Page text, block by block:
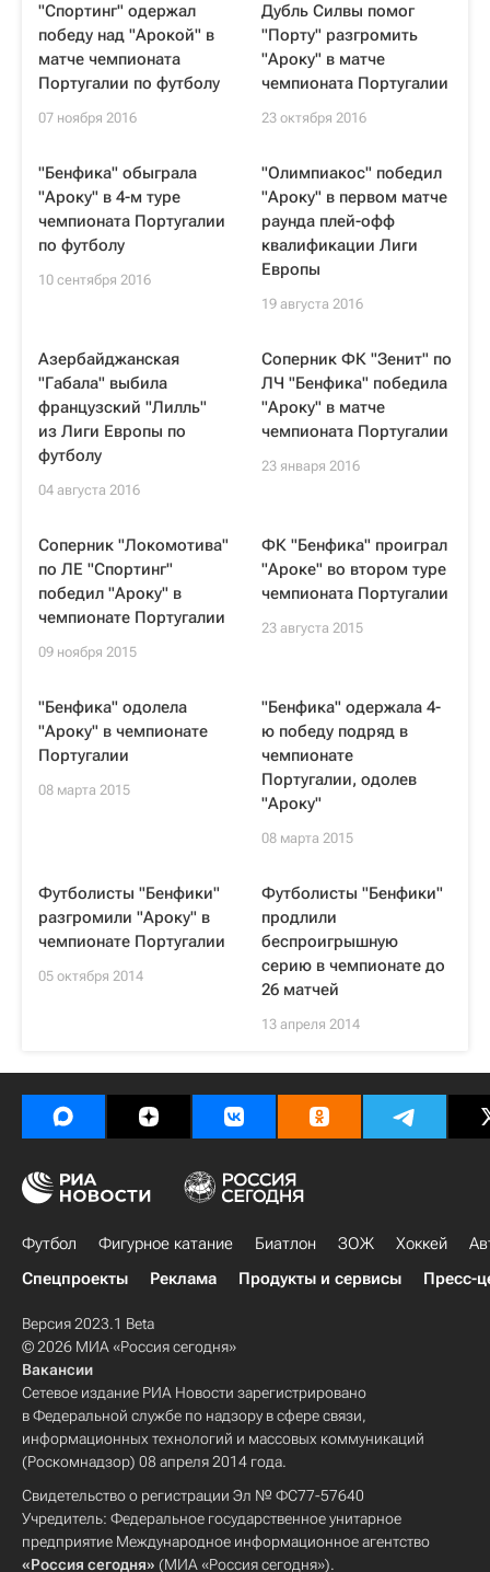
"Спортинг" одержал
победу над "Арокой" в
матче чемпионата
Португалии по футболу
07 ноября 2016
Дубль Силвы помог
"Порту" разгромить
"Ароку" в матче
чемпионата Португалии
23 октября 2016
"Бенфика" обыграла
"Ароку" в 4-м туре
чемпионата Португалии
по футболу
10 сентября 2016
"Олимпиакос" победил
"Ароку" в первом матче
раунда плей-офф
квалификации Лиги
Европы
19 августа 2016
Азербайджанская
"Габала" выбила
французский "Лилль"
из Лиги Европы по
футболу
04 августа 2016
Соперник ФК "Зенит" по
ЛЧ "Бенфика" победила
"Ароку" в матче
чемпионата Португалии
23 января 2016
Соперник "Локомотива"
по ЛЕ "Спортинг"
победил "Ароку" в
чемпионате Португалии
09 ноября 2015
ФК "Бенфика" проиграл
"Ароке" во втором туре
чемпионата Португалии
23 августа 2015
"Бенфика" одолела
"Ароку" в чемпионате
Португалии
08 марта 2015
"Бенфика" одержала 4-
ю победу подряд в
чемпионате
Португалии, одолев
"Ароку"
08 марта 2015
Футболисты "Бенфики"
разгромили "Ароку" в
чемпионате Португалии
05 октября 2014
Футболисты "Бенфики"
продлили
беспроигрышную
серию в чемпионате до
26 матчей
13 апреля 2014
Футбол Фигурное катание Биатлон ЗОЖ Хоккей
Спецпроекты
Реклама Продукты и сервисы Пресс-
Версия 2023.1 Beta
© 2026 МИА «Россия сегодня»
Вакансии
Сетевое издание РИА Новости зарегистрировано
в Федеральной службе по надзору в сфере связи,
информационных технологий и массовых коммуникаций
(Роскомнадзор) 08 апреля 2014 года.
Свидетельство о регистрации Эл № ФС77-57640
Учредитель: Федеральное государственное унитарное
предприятие Международное информационное агентство
«Россия сегодня» (МИА «Россия сегодня»).